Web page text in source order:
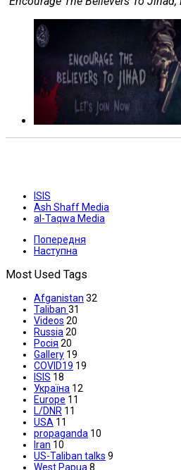
ISIS
Ash Shaff Media
al-Taqwa Media
Попередня
Наступна
Most Used Tags
Afganistan 32
Taliban 31
Videos 20
Russia 20
Росія 20
Gallery 19
COVID19 19
ISIS 18
Україна 12
Europe 11
L/DNR 11
USA 11
propaganda 10
Iran 10
US-Taliban talks 9
West Papua 8